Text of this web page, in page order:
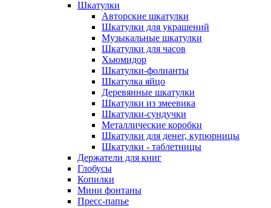
Шкатулки
Авторские шкатулки
Шкатулки для украшений
Музыкальные шкатулки
Шкатулки для часов
Хьюмидор
Шкатулки-фолианты
Шкатулка яйцо
Деревянные шкатулки
Шкатулки из змеевика
Шкатулки-сундучки
Металлические коробки
Шкатулки для денег, купюрницы
Шкатулки - таблетницы
Держатели для книг
Глобусы
Копилки
Мини фонтаны
Пресс-папье